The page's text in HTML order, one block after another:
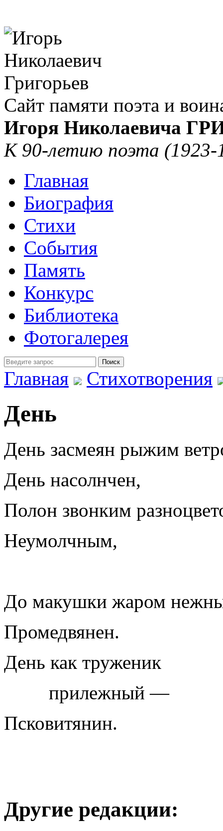
Сайт памяти поэта и
Игоря Николаевича
К 90-летию поэта (1923-
Главная
Биография
Стихи
События
Память
Конкурс
Библиотека
Фотогалерея
Главная
Стихотворения
День
День засмеян рыжим
День насолнчен,
Полон звонким
Неумолчным,
До макушки жаром
Промедвянен.
День как труженик
прилежный —
Псковитянин.
Другие редакции: